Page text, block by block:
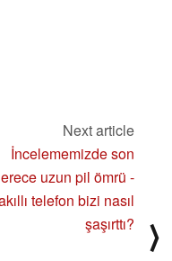
Next article
İncelememizde son
uzun pil ömrü -
telefon bizi nasıl
şaşırttı?
⟩